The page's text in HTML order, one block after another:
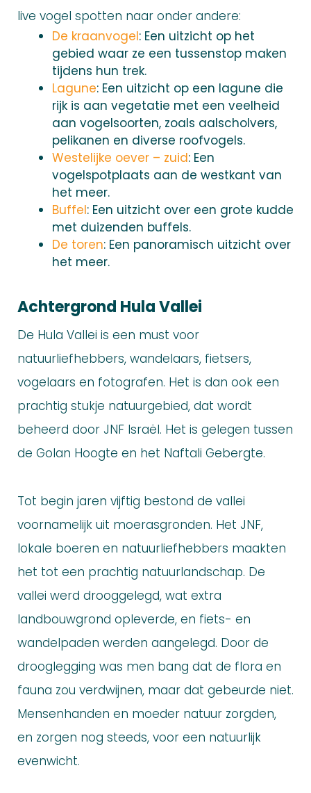
live vogel spotten naar onder andere:
De kraanvogel: Een uitzicht op het
gebied waar ze een tussenstop maken
tijdens hun trek.
Lagune: Een uitzicht op een lagune die
rijk is aan vegetatie met een veelheid
aan vogelsoorten, zoals aalscholvers,
pelikanen en diverse roofvogels.
Westelijke oever – zuid: Een
vogelspotplaats aan de westkant van
het meer.
Buffel: Een uitzicht over een grote kudde
met duizenden buffels.
De toren: Een panoramisch uitzicht over
het meer.
Achtergrond Hula Vallei
De Hula Vallei is een must voor
natuurliefhebbers, wandelaars, fietsers,
vogelaars en fotografen. Het is dan ook een
prachtig stukje natuurgebied, dat wordt
beheerd door JNF Israël. Het is gelegen tussen
de Golan Hoogte en het Naftali Gebergte.
Tot begin jaren vijftig bestond de vallei
voornamelijk uit moerasgronden. Het JNF,
lokale boeren en natuurliefhebbers maakten
het tot een prachtig natuurlandschap. De
vallei werd drooggelegd, wat extra
landbouwgrond opleverde, en fiets- en
wandelpaden werden aangelegd. Door de
drooglegging was men bang dat de flora en
fauna zou verdwijnen, maar dat gebeurde niet.
Mensenhanden en moeder natuur zorgden,
en zorgen nog steeds, voor een natuurlijk
evenwicht.